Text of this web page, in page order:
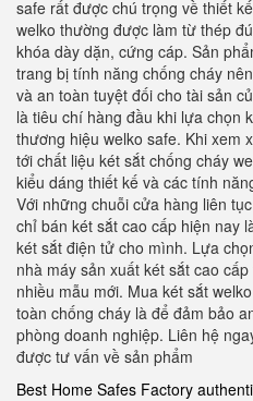
safe rất được chú trọng về thiết
welko thường được làm từ thép
khóa dày dặn, cứng cáp. Sản
trang bị tính năng chống cháy
và an toàn tuyệt đối cho tài sản
là tiêu chí hàng đầu khi lựa chọn
thương hiệu welko safe. Khi xem
tới chất liệu két sắt chống cháy
kiểu dáng thiết kế và các tính
Với những chuỗi cửa hàng liên
chỉ bán két sắt cao cấp hiện nay
két sắt điện tử cho mình. Lựa
nhà máy sản xuất két sắt cao
nhiều mẫu mới. Mua két sắt
toàn chống cháy là để đảm bảo
phòng doanh nghiệp. Liên hệ
được tư vấn về sản phẩm
Best Home Safes Factory